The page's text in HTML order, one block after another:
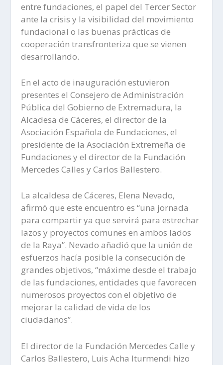
entre fundaciones, el papel del Tercer Sector
ante la crisis y la visibilidad del movimiento
fundacional o las buenas prácticas de
cooperación transfronteriza que se vienen
desarrollando.
En el acto de inauguración estuvieron
presentes el Consejero de Administración
Pública del Gobierno de Extremadura, la
Alcadesa de Cáceres, el director de la
Asociación Española de Fundaciones, el
presidente de la Asociación Extremeña de
Fundaciones y el director de la Fundación
Mercedes Calles y Carlos Ballestero.
La alcaldesa de Cáceres, Elena Nevado,
afirmó que este encuentro es “una jornada
para compartir ya que servirá para estrechar
lazos y proyectos comunes en ambos lados
de la Raya”. Nevado añadió que la unión de
esfuerzos hacía posible la consecución de
grandes objetivos, “máxime desde el trabajo
de las fundaciones, entidades que favorecen
numerosos proyectos con el objetivo de
mejorar la calidad de vida de los
ciudadanos”.
El director de la Fundación Mercedes Calle y
Carlos Ballestero, Luis Acha Iturmendi hizo